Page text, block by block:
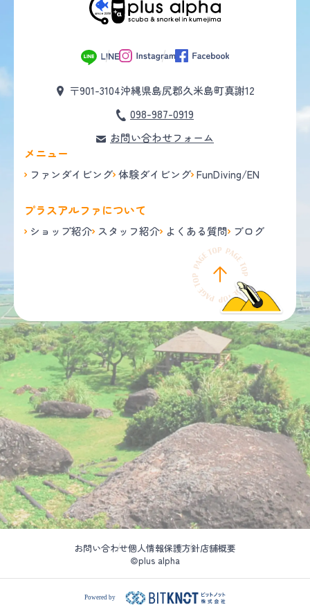
〒901-3104沖縄県島尻郡久米島町真謝12
098-987-0919
お問い合わせフォーム
メニュー
ファンダイビング 体験ダイビング FunDiving/EN
プラスアルファについて
ショップ紹介 スタッフ紹介 よくある質問 ブログ
お問い合わせ個人情報保護方針店舗概要
©plus alpha